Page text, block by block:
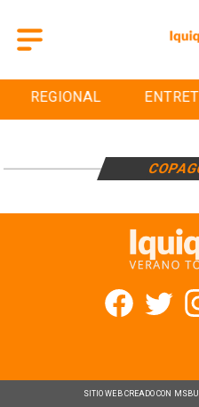
REGIONAL
SITIO WEB CREADO CON